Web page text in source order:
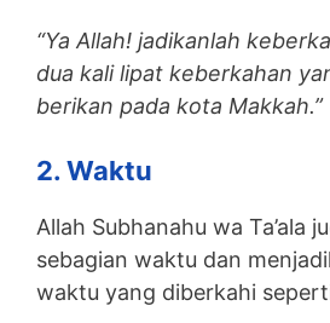
“Ya Allah! jadikanlah
dua kali lipat keberkahan
berikan pada kota Makkah.”
2. Waktu
Allah Subhanahu wa Ta’ala
sebagian waktu dan
waktu yang diberkahi